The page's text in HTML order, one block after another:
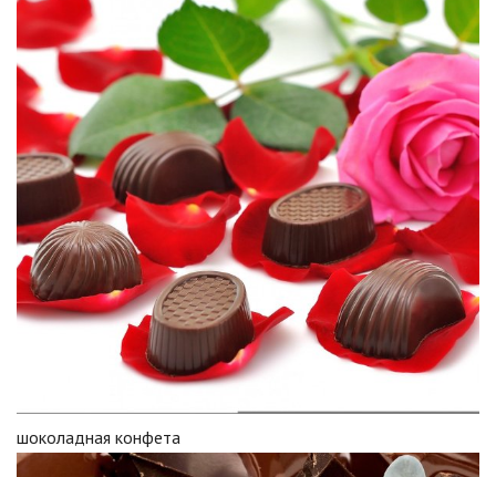
шоколадная конфета